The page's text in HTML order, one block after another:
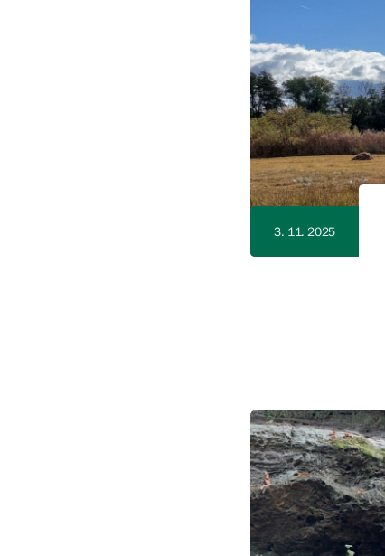
3. 11. 2025